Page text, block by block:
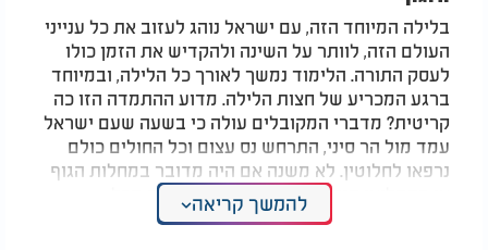
בלילה המיוחד הזה, עם ישראל נוהג לעזוב את כל ענייני
העולם הזה, לוותר על השינה ולהקדיש את הזמן כולו
לעסק התורה. הלימוד נמשך לאורך כל הלילה, ובמיוחד
ברגע המכריע של חצות הלילה. מדוע ההתמדה הזו כה
קריטית? מדברי המקובלים עולה כי בשעה שעם ישראל
עמד מול הר סיני, התרחש נס עצום וכל החולים כולם
נרפאו לחלוטין. לא משנה אם היה מדובר במחלות הגוף
או בתחלואי הנפש, האור האלוקי ריפא את הכל.
להמשך קריאה